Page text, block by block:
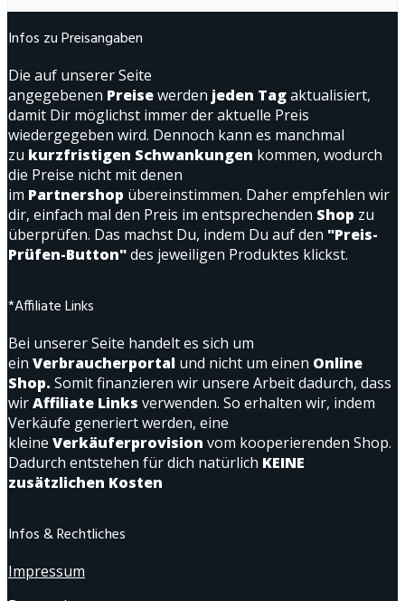
Infos zu Preisangaben
Die auf unserer Seite
angegebenen Preisewerden jeden Tagaktualisiert,
damit Dir möglichst immer der aktuelle Preis
wiedergegeben wird. Dennoch kann es manchmal
zu kurzfristigen Schwankungen kommen, wodurch
die Preise nicht mit denen
im Partnershop übereinstimmen. Daher empfehlen wir
dir, einfach mal den Preis im entsprechenden Shop zu
überprüfen. Das machst Du, indem Du auf den "Preis-
Prüfen-Button"des jeweiligen Produktes klickst.
*Affiliate Links
Bei unserer Seite handelt es sich um
ein Verbraucherportal und nicht um einen Online
Shop. Somit finanzieren wir unsere Arbeit dadurch, dass
wirAffiliate Links verwenden. So erhalten wir, indem
Verkäufe generiert werden, eine
kleine Verkäuferprovision vom kooperierenden Shop.
Dadurch entstehen für dich natürlich KEINE
zusätzlichen Kosten
Infos & Rechtliches
Impressum